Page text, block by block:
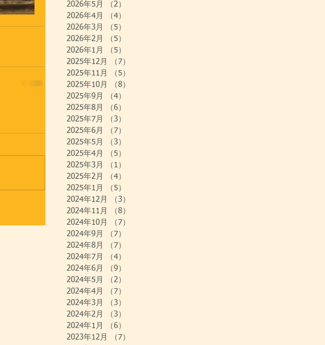
2026年5月
（2）
2026年4月
（4）
2026年3月
（5）
2026年2月
（5）
2026年1月
（5）
2025年12月
（7）
2025年11月
（5）
2025年10月
（8）
2025年9月
（4）
2025年8月
（6）
2025年7月
（3）
2025年6月
（7）
2025年5月
（3）
2025年4月
（5）
2025年3月
（1）
2025年2月
（4）
2025年1月
（5）
2024年12月
（3）
2024年11月
（8）
2024年10月
（7）
2024年9月
（7）
2024年8月
（7）
2024年7月
（4）
2024年6月
（9）
2024年5月
（2）
2024年4月
（7）
2024年3月
（3）
2024年2月
（3）
2024年1月
（6）
2023年12月
（7）